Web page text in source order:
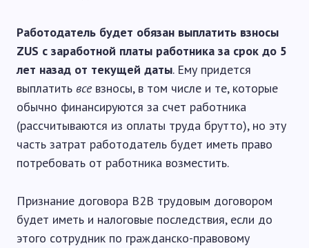
Работодатель будет обязан выплатить взносы
ZUS с заработной платы работника за срок до 5
лет назад от текущей даты. Ему придется
выплатить всевзносы, в том числе и те, которые
обычно финансируются за счет работника
(рассчитываются из оплаты труда брутто), но эту
часть затрат работодатель будет иметь право
потребовать от работника возместить.
Признание договора B2B трудовым договором
будет иметь и налоговые последствия, если до
этого сотрудник по гражданско-правовому